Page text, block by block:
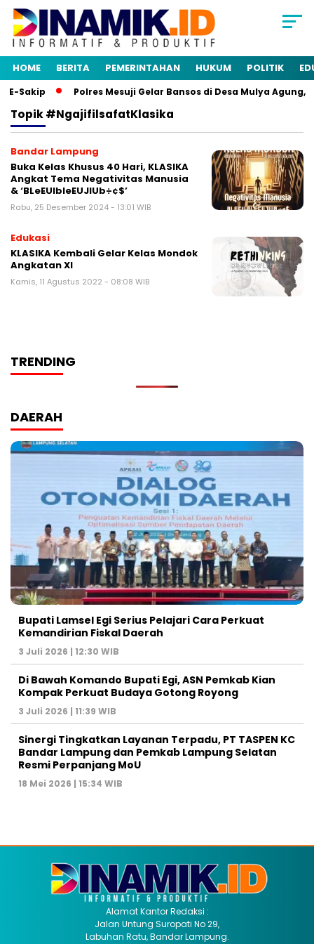
HOME BERITA PEMERINTAHAN HUKUM POLITIK
Sakip Polres Mesuji Gelar Bansos di Desa Mulya Agung,
Topik#NgajifilsafatKlasika
Bandar Lampung
Buka Kelas Khusus 40 Hari, KLASIKA
Angkat Tema Negativitas Manusia
& ‘BLeEUIbleEUJIUb÷¢$’
Rabu, 25 Desember 2024 - 13:01 WIB
Edukasi
KLASIKA Kembali Gelar Kelas Mondok
Angkatan XI
Kamis, 11 Agustus 2022 - 08:08 WIB
TRENDING
DAERAH
Bupati Lamsel Egi Serius Pelajari Cara Perkuat
Kemandirian Fiskal Daerah
3 Juli 2026 | 12:30 WIB
Di Bawah Komando Bupati Egi, ASN Pemkab Kian
Kompak Perkuat Budaya Gotong Royong
3 Juli 2026 | 11:39 WIB
Sinergi Tingkatkan Layanan Terpadu, PT TASPEN KC
Bandar Lampung dan Pemkab Lampung Selatan
Resmi Perpanjang MoU
18 Mei 2026 | 15:34 WIB
Alamat Kantor Redaksi :
Jalan Untung Suropati No 29,
Labuhan Ratu, Bandar Lampung.